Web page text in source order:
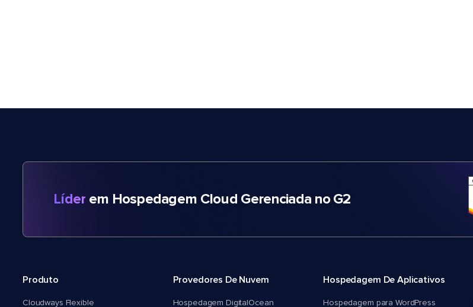
Líder em Hospedagem Cloud Gerenciada no G2
Produto
Cloudways Flexible
Provedores De Nuvem
Hospedagem DigitalOcean
Hospedagem De Aplicativos
Hospedagem para WordPress